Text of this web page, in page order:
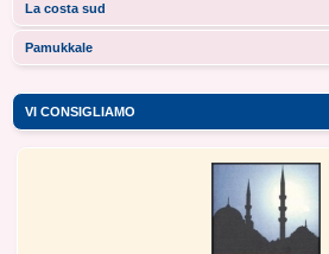
La costa sud
Pamukkale
VI CONSIGLIAMO